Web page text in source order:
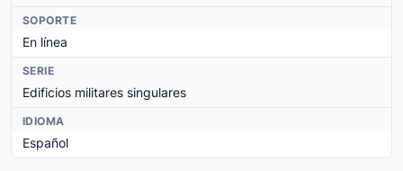
SOPORTE
En línea
SERIE
Edificios militares singulares
IDIOMA
Español